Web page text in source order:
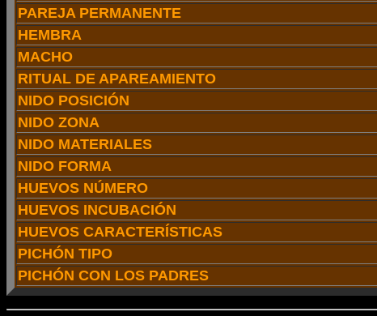
PAREJA PERMANENTE
HEMBRA
MACHO
RITUAL DE APAREAMIENTO
NIDO POSICIÓN
NIDO ZONA
NIDO MATERIALES
NIDO FORMA
HUEVOS NÚMERO
HUEVOS INCUBACIÓN
HUEVOS CARACTERÍSTICAS
PICHÓN TIPO
PICHÓN CON LOS PADRES